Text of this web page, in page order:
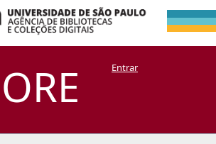
no Acervo
Manakin + CoriscoEntrar